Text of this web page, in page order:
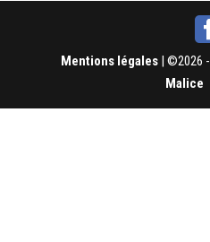
Mentions légales| ©2026 -
Malice